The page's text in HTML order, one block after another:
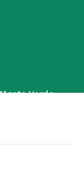
Verde -